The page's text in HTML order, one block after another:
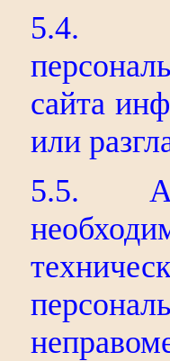
5.4.
сайта
или
5.5.